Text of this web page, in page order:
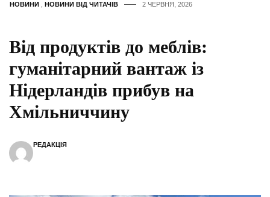
НОВИНИ НОВИНИ ВІД ЧИТАЧІВ 2 ЧЕРВНЯ, 2026
Від продуктів до меблів:
гуманітарний вантаж із
Нідерландів прибув на
Хмільниччину
РЕДАКЦІЯ